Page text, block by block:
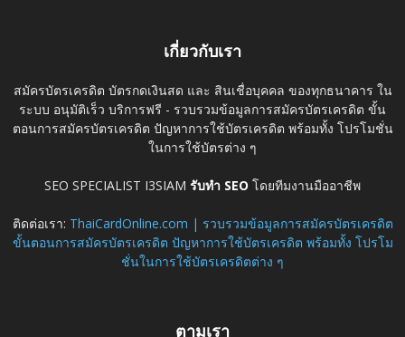
เกี่ยวกับเรา
สมัครบัตรเครดิต บัตรกดเงินสด และ สินเชื่อบุคคล ของทุกธนาคาร ใน
ระบบ อนุมัติเร็ว บริการฟรี - รวบรวมข้อมูลการสมัครบัตรเครดิต ขั้น
ตอนการสมัครบัตรเครดิต ปัญหาการใช้บัตรเครดิต พร้อมทั้ง โปรโมชั่น
ในการใช้บัตรต่าง ๆ
SEO SPECIALIST I3SIAM รับทำ SEO โดยทีมงานมืออาชีพ
ติดต่อเรา: ThaiCardOnline.com | รวบรวมข้อมูลการสมัครบัตรเครดิต
ขั้นตอนการสมัครบัตรเครดิต ปัญหาการใช้บัตรเครดิต พร้อมทั้ง โปรโม
ชั่นในการใช้บัตรเครดิตต่าง ๆ
ตามเรา